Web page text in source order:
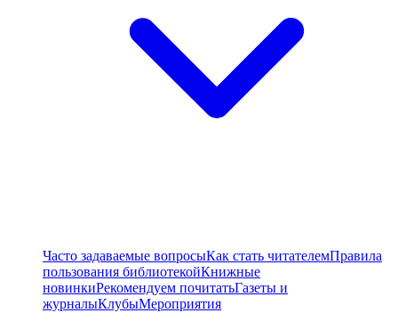
Часто задаваемые вопросыКак стать читателемПравила
пользования библиотекойКнижные
новинкиРекомендуем почитатьГазеты и
журналыКлубыМероприятия